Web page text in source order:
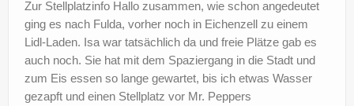
?
Zur Stellplatzinfo Hallo zusammen, wie schon angedeutet
ging es nach Fulda, vorher noch in Eichenzell zu einem
Lidl-Laden. Isa war tatsächlich da und freie Plätze gab es
auch noch. Sie hat mit dem Spaziergang in die Stadt und
zum Eis essen so lange gewartet, bis ich etwas Wasser
gezapft und einen Stellplatz vor Mr. Peppers